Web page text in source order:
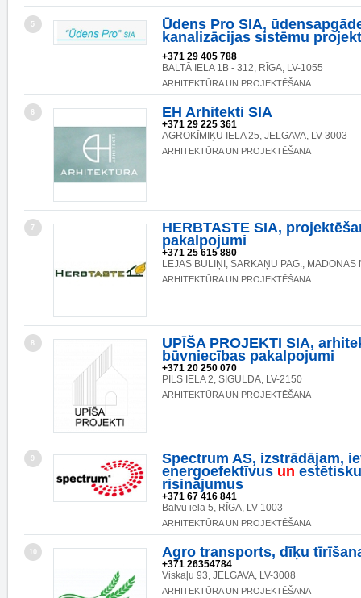
5
Ūdens Pro SIA,
kanalizācijas sistēmu
+371 29 405 788
BALTĀ IELA 1B - 312, RĪGA, LV-1055
ARHITEKTŪRA UN PROJEKTĒŠANA
6 EH Arhitekti SIA
+371 29 225 361
AGROKĪMIĶU IELA 25, JELGAVA, LV-3003
ARHITEKTŪRA UN PROJEKTĒŠANA
7
HERBTASTE SIA,
pakalpojumi
+371 25 615 880
LEJAS BULIŅI, SARKAŅU PAG., MADONAS
ARHITEKTŪRA UN PROJEKTĒŠANA
8
UPĪŠA PROJEKTI SIA,
būvniecības pakalpojumi
+371 20 250 070
PILS IELA 2, SIGULDA, LV-2150
ARHITEKTŪRA UN PROJEKTĒŠANA
9
Spectrum AS, izstrādājam,
energoefektīvus un
risinājumus
+371 67 416 841
Balvu iela 5, RĪGA, LV-1003
ARHITEKTŪRA UN PROJEKTĒŠANA
10 Agro transports, dīķu
+371 26354784
Viskaļu 93, JELGAVA, LV-3008
ARHITEKTŪRA UN PROJEKTĒŠANA